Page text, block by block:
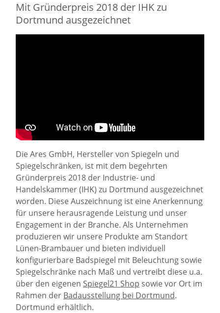
Mit Gründerpreis 2018 der IHK zu
Dortmund ausgezeichnet
Die Ares GmbH, Hersteller von Spiegeln und
Spiegelschränken, ist mit dem begehrten
Gründerpreis 2018 der Industrie- und
Handelskammer (IHK) zu Dortmund ausgezeichnet
worden. Diese Auszeichnung ist eine Anerkennung
für unsere herausragende Leistung und unser
Engagement in der Branche. Als Unternehmen
produzieren wir unsere Produkte am Standort
Lünen-Brambauer und bieten individuell
konfigurierbare Badspiegel mit Beleuchtung sowie
Spiegelschränke nach Maß und vertreibt diese u.a.
über den eigenen Spiegel21 Shop sowie vor Ort im
Rahmen der Badausstellung bei Dortmund.
Dortmund erhältlich.